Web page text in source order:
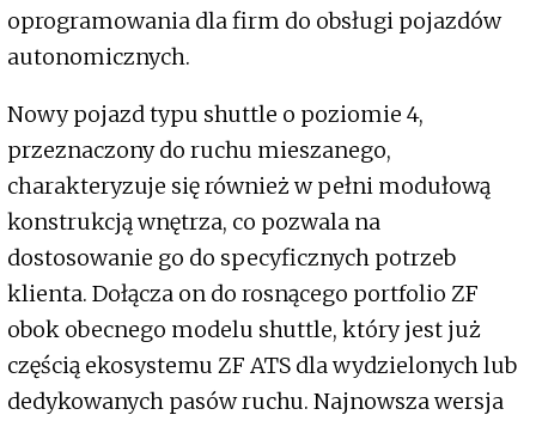
oprogramowania dla firm do obsługi pojazdów
autonomicznych.
Nowy pojazd typu shuttle o poziomie 4,
przeznaczony do ruchu mieszanego,
charakteryzuje się również w pełni modułową
konstrukcją wnętrza, co pozwala na
dostosowanie go do specyficznych potrzeb
klienta. Dołącza on do rosnącego portfolio ZF
obok obecnego modelu shuttle, który jest już
częścią ekosystemu ZF ATS dla wydzielonych lub
dedykowanych pasów ruchu. Najnowsza wersja